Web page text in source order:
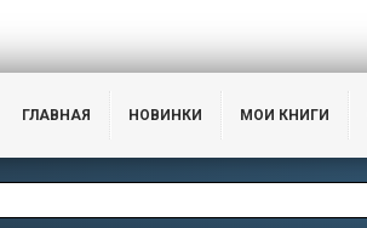
ГЛАВНАЯ НОВИНКИ МОИ КНИГИ